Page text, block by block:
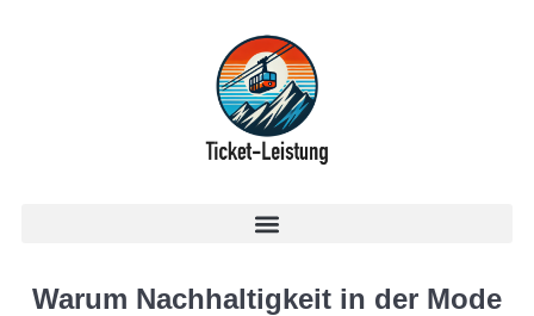
Warum Nachhaltigkeit in der Mode